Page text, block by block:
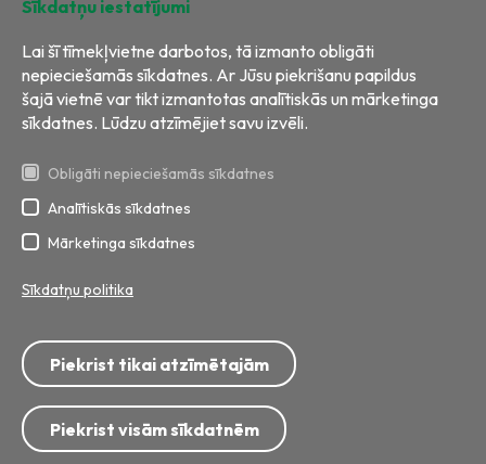
Visas tiesības aizsargātas
Izstrāde:BRIGHT
E-pasts:
Adrese: Getliņu iela 5, Rumbula, Stopiņu pagasts, Ropažu novads,
LV-2121
Privātuma politika
Personu datu apstrāde
Videonovērošanas datu apstrāde
Sīkdatņu iestatījumi
Lai šī tīmekļvietne darbotos, tā izmanto obligāti
nepieciešamās sīkdatnes. Ar Jūsu piekrišanu papildus
šajā vietnē var tikt izmantotas analītiskās un mārketinga
sīkdatnes. Lūdzu atzīmējiet savu izvēli.
Obligāti nepieciešamās sīkdatnes
Analītiskās sīkdatnes
Mārketinga sīkdatnes
Sīkdatņu politika
Piekrist tikai atzīmētajām
Piekrist visām sīkdatnēm